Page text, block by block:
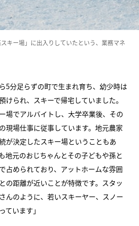
キー場」に出入りしていたという、業務マネ
5分足らずの町で生まれ育ち、幼少時は
けられ、スキーで帰宅していました。
場でアルバイトし、大学卒業後、その
現場仕事に従事しています。地元農家
が決定したスキー場ということもあ
地元のおじちゃんとその子どもや孫と
占められており、アットホームな雰囲
の距離が近いことが特徴です。スタッ
んのように、若いスキーヤー、スノー
ています」